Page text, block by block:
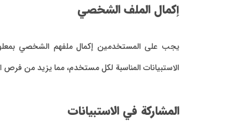
إكمال الملف الشخصي
يجب على المستخدمين إكمال ملفهم الشخصي
الاستبيانات المناسبة لكل مستخدم، مما يزيد من فرص
المشاركة في الاستبيانات